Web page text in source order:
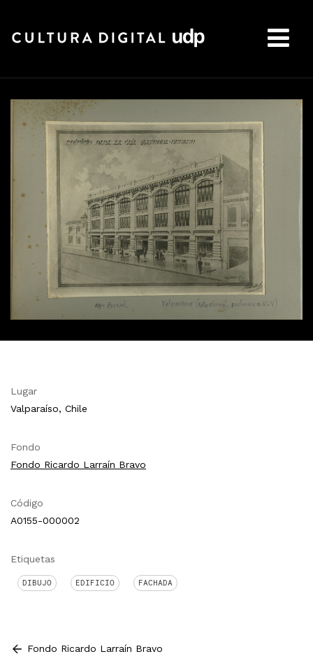
Lugar
Valparaíso, Chile
Fondo
Fondo Ricardo Larraín Bravo
Código
A0155-000002
Etiquetas
DIBUJO EDIFICIO FACHADA
Fondo Ricardo Larraín Bravo